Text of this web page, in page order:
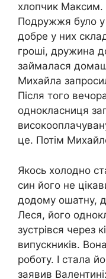
хлопчик
Подружжя було
добре у них
гроші, дружина
займалася
Михайла
Після того
однокласниця
це. Потім
Якось холодно
син його не
додому ошатну,
Леся, його
зустрівся через
випускників.
роботу. І стала
заявив